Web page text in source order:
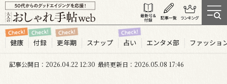
健康 付録 更年期 スナップ 占い エンタメ部 ファッショ
記事公開日 2026.04 22 12:30 最終更新日 2026.05.08 17:46